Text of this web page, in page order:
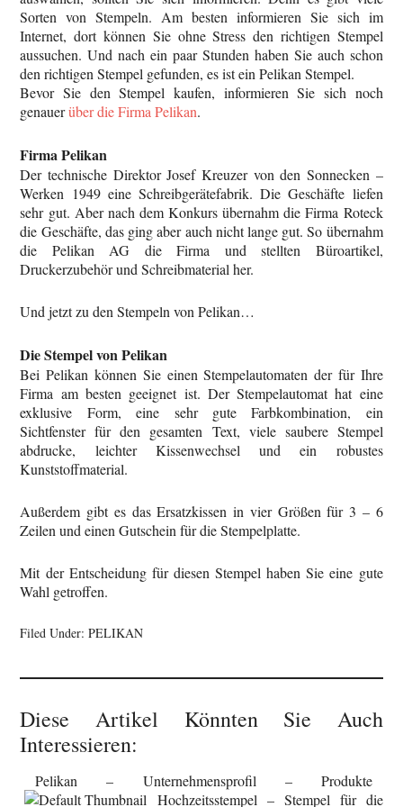
Sorten von Stempeln. Am besten informieren Sie sich im
Internet, dort können Sie ohne Stress den richtigen Stempel
aussuchen. Und nach ein paar Stunden haben Sie auch schon
den richtigen Stempel gefunden, es ist ein Pelikan Stempel.
Bevor Sie den Stempel kaufen, informieren Sie sich noch
genauerüber die Firma Pelikan.
Firma Pelikan
Der technische Direktor Josef Kreuzer von den Sonnecken –
Werken 1949 eine Schreibgerätefabrik. Die Geschäfte liefen
sehr gut. Aber nach dem Konkurs übernahm die Firma Roteck
die Geschäfte, das ging aber auch nicht lange gut. So übernahm
die Pelikan AG die Firma und stellten Büroartikel,
Druckerzubehör und Schreibmaterial her.
Und jetzt zu den Stempeln von Pelikan…
Die Stempel von Pelikan
Bei Pelikan können Sie einen Stempelautomaten der für Ihre
Firma am besten geeignet ist. Der Stempelautomat hat eine
exklusive Form, eine sehr gute Farbkombination, ein
Sichtfenster für den gesamten Text, viele saubere Stempel
abdrucke, leichter Kissenwechsel und ein robustes
Kunststoffmaterial.
Außerdem gibt es das Ersatzkissen in vier Größen für 3 – 6
Zeilen und einen Gutschein für die Stempelplatte.
Mit der Entscheidung für diesen Stempel haben Sie eine gute
Wahl getroffen.
Filed Under:PELIKAN
Diese Artikel Könnten Sie Auch
Interessieren:
Pelikan – Unternehmensprofil – Produkte
Hochzeitsstempel – Stempel für die